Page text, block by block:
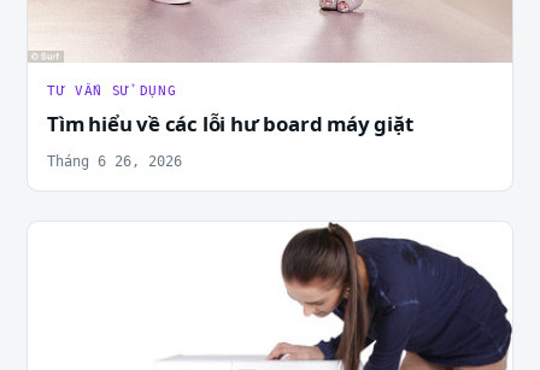
TƯ VẤN SỬ DỤNG
Tìm hiểu về các lỗi hư board máy giặt
Tháng 6 26, 2026